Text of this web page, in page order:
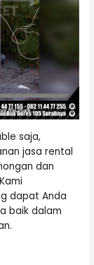
saja,
jasa rental
dan
dapat Anda
baik dalam